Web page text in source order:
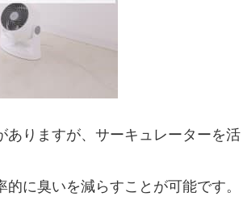
りますが、サーキュレーターを活
に臭いを減らすことが可能です。